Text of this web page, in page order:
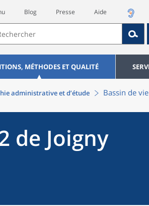
Blog Presse Aide
MÉTHODES ET QUALITÉ
administrative et d’étude Bassin de
de Joigny